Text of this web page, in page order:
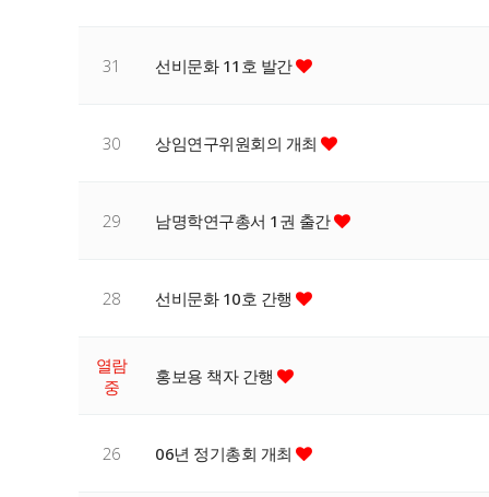
31 선비문화 11호 발간
30 상임연구위원회의 개최
29 남명학연구총서 1권 출간
28 선비문화 10호 간행
열람
중
홍보용 책자 간행
26 06년 정기총회 개최